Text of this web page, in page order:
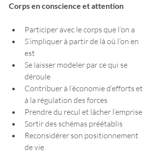
Corps en conscience et attention
Participer avec le corps que l’on a
S’impliquer à partir de là où l’on en
est
Se laisser modeler par ce qui se
déroule
Contribuer à l’économie d’efforts et
à la régulation des forces
Prendre du recul et lâcher l’emprise
Sortir des schémas préétablis
Reconsidérer son positionnement
de vie